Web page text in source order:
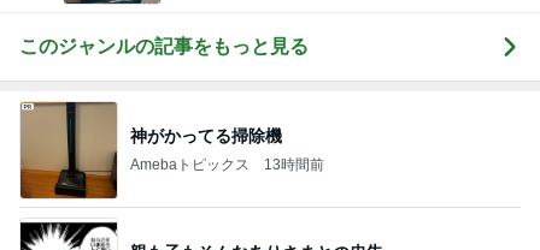
Amebaトピックス 1日前
原田龍二 信条であるアニミズム精神
Amebaトピックス 1日前